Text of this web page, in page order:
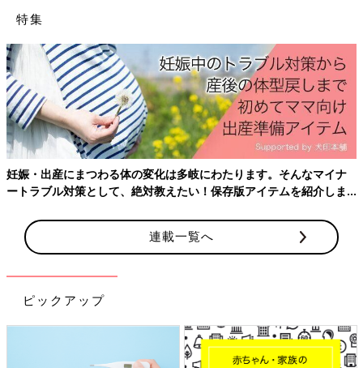
取材・文／武田純子
海遊び、旅行、野球観戦も！在宅医が、
医療的ケア児を「家族との冒険」に連れ
出す理由
ワンオペ育児、孤育て、長時間労働、少子
化…。本特集「たまひよ 家族を考える」で
は、妊娠・育児をとりまくさまざまな事象を、
できるだけわかりやすくお届けし、誰ひとりと
りこぼすことなく赤ちゃん・子どもたちの命と
健康を守る世界のヒントを探したいと考えてい
「災害はいつ自分事になるかわからない」。東日本大震災をきっ
かけに、幾多の災害が発生するたびに、私たちは強く実感するよ
うになりました。特に医療的ケア児は、避難の遅れが命に直結す
る可能性があります。すみやかな避難と安全の確保のために、ま
ずは日ごろの準備から始めることが大切です。
中村幸伸先生（プロフィール）
1977年島根県生まれ。2002年鳥取医学部医学科卒業後、倉敷中
央病院に入職。2009年、岡山県初の在宅診療専門所「つばさク
リニック」を開設。2014年「つばさクリニック岡山」を開業。
著書に『畳の上で死にたい 「悔いなき看取り」を実現した8家族
特集
妊娠・出産にまつわる体の変化は多岐にわたります。そんなマイナ
ートラブル対策として、絶対教えたい！保存版アイテムを紹介しま
連載一覧へ
ピックアップ